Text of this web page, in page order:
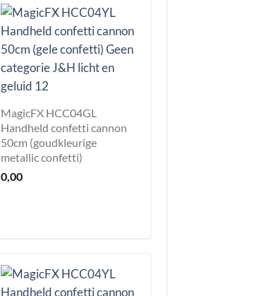
MagicFX HCC04GL
Handheld confetti cannon
50cm (goudkleurige
metallic confetti)
0,00